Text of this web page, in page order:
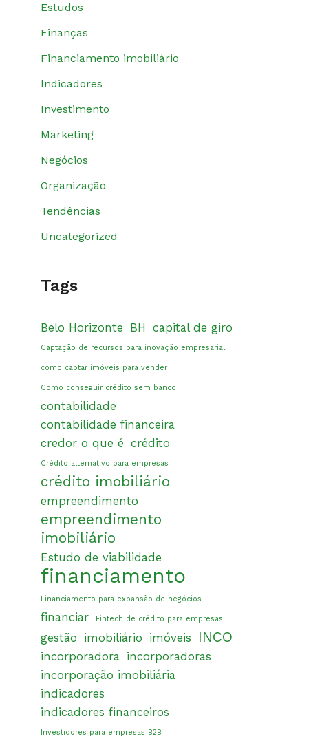
Estudos
Finanças
Financiamento imobiliário
Indicadores
Investimento
Marketing
Negócios
Organização
Tendências
Uncategorized
Tags
Belo Horizonte BH capital de giro
Captação de recursos para inovação empresarial
como captar imóveis para vender
Como conseguir crédito sem banco
contabilidade
contabilidade financeira
credor o que é crédito
Crédito alternativo para empresas
crédito imobiliário
empreendimento
empreendimento
imobiliário
Estudo de viabilidade
financiamento
Financiamento para expansão de negócios
financiar Fintech de crédito para empresas
gestão imobiliário imóveis INCO
incorporadora incorporadoras
incorporação imobiliária
indicadores
indicadores financeiros
Investidores para empresas B2B